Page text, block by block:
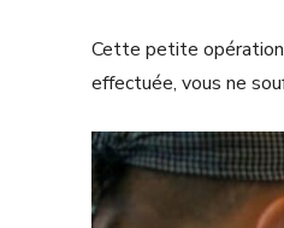
Cette petite opération
effectuée, vous ne